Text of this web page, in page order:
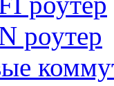
роутер